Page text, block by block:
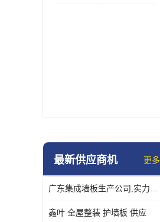
最新供应商机 更多
广东集成墙板生产公司,实力厂家-配送+设计+安装-没中间商
鑫叶 全屋整装 护墙板 供应